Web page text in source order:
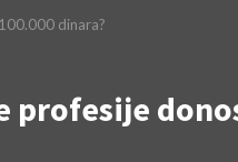
dinara?